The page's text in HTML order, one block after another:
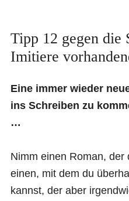
Tipp 12 gegen die
Imitiere
Eine immer wieder
ins Schreiben zu
…
Nimm einen Roman, der
einen, mit dem du
kannst, der aber